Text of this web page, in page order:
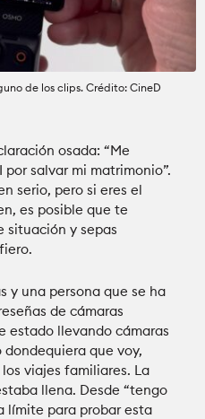
de los clips. Crédito: CineD
osada: “Me
salvar mi matrimonio”.
serio, pero si eres el
es posible que te
situación y sepas
y una persona que se ha
de cámaras
estado llevando cámaras
dondequiera que voy,
viajes familiares. La
llena. Desde “tengo
límite para probar esta